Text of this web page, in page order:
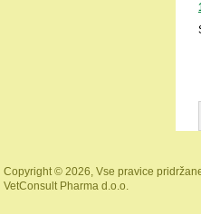
Copyright © 2026, Vse pravice
VetConsult Pharma d.o.o.